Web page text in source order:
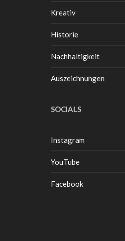
Kreativ
Historie
Nachhaltigkeit
Auszeichnungen
SOCIALS
Instagram
YouTube
Facebook